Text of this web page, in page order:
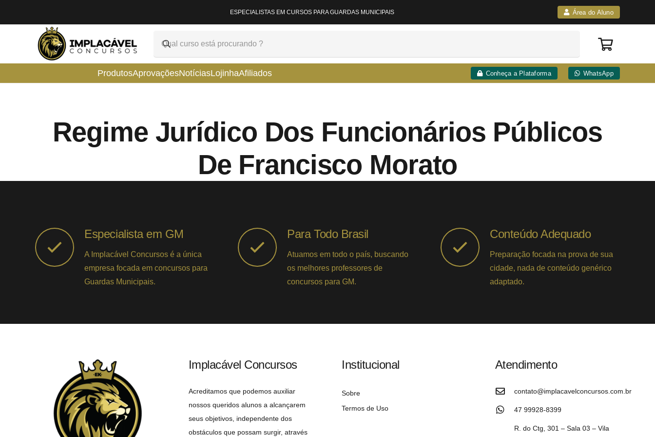
ESPECIALISTAS EM CURSOS PARA GUARDAS MUNICIPAIS Área do Aluno
ProdutosAprovaçõesNotíciasLojinhaAfiliados Conheça a Plataforma WhatsApp
Regime Jurídico Dos Funcionários Públicos
De Francisco Morato
Especialista em GM
A Implacável Concursos é a única
empresa focada em concursos para
Guardas Municipais.
Para Todo Brasil
Atuamos em todo o país, buscando
os melhores professores de
concursos para GM.
Conteúdo Adequado
Preparação focada na prova de sua
cidade, nada de conteúdo genérico
adaptado.
Implacável Concursos
Acreditamos que podemos auxiliar
nossos queridos alunos a alcançarem
seus objetivos, independente dos
obstáculos que possam surgir, através
Institucional
Sobre
Termos de Uso
Atendimento
contato@implacavelconcursos.com.br
47 99928-8399
R. do Ctg, 301 – Sala 03 – Vila